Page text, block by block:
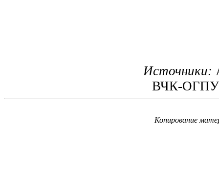
Источники:
ВЧК-
Копирование